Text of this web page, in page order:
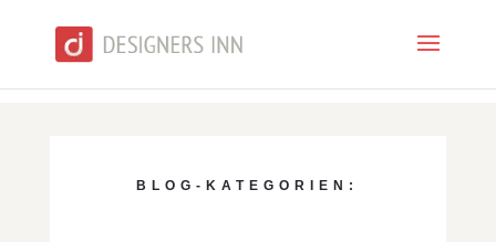
BLOG-KATEGORIEN: